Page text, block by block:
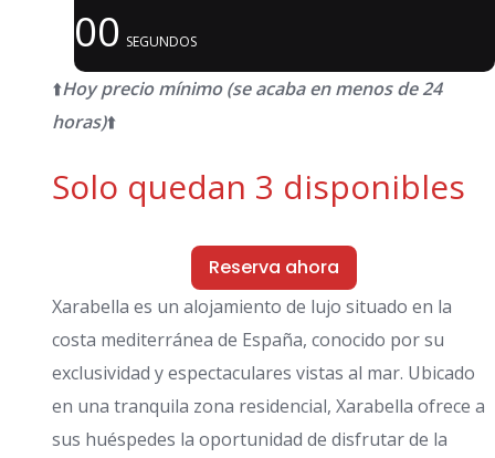
00 SEGUNDOS
⬆️Hoy precio mínimo (se acaba en menos de 24
horas)⬆️
Solo quedan 3 disponibles
Reserva ahora
Xarabella es un alojamiento de lujo situado en la
costa mediterránea de España, conocido por su
exclusividad y espectaculares vistas al mar. Ubicado
en una tranquila zona residencial, Xarabella ofrece a
sus huéspedes la oportunidad de disfrutar de la